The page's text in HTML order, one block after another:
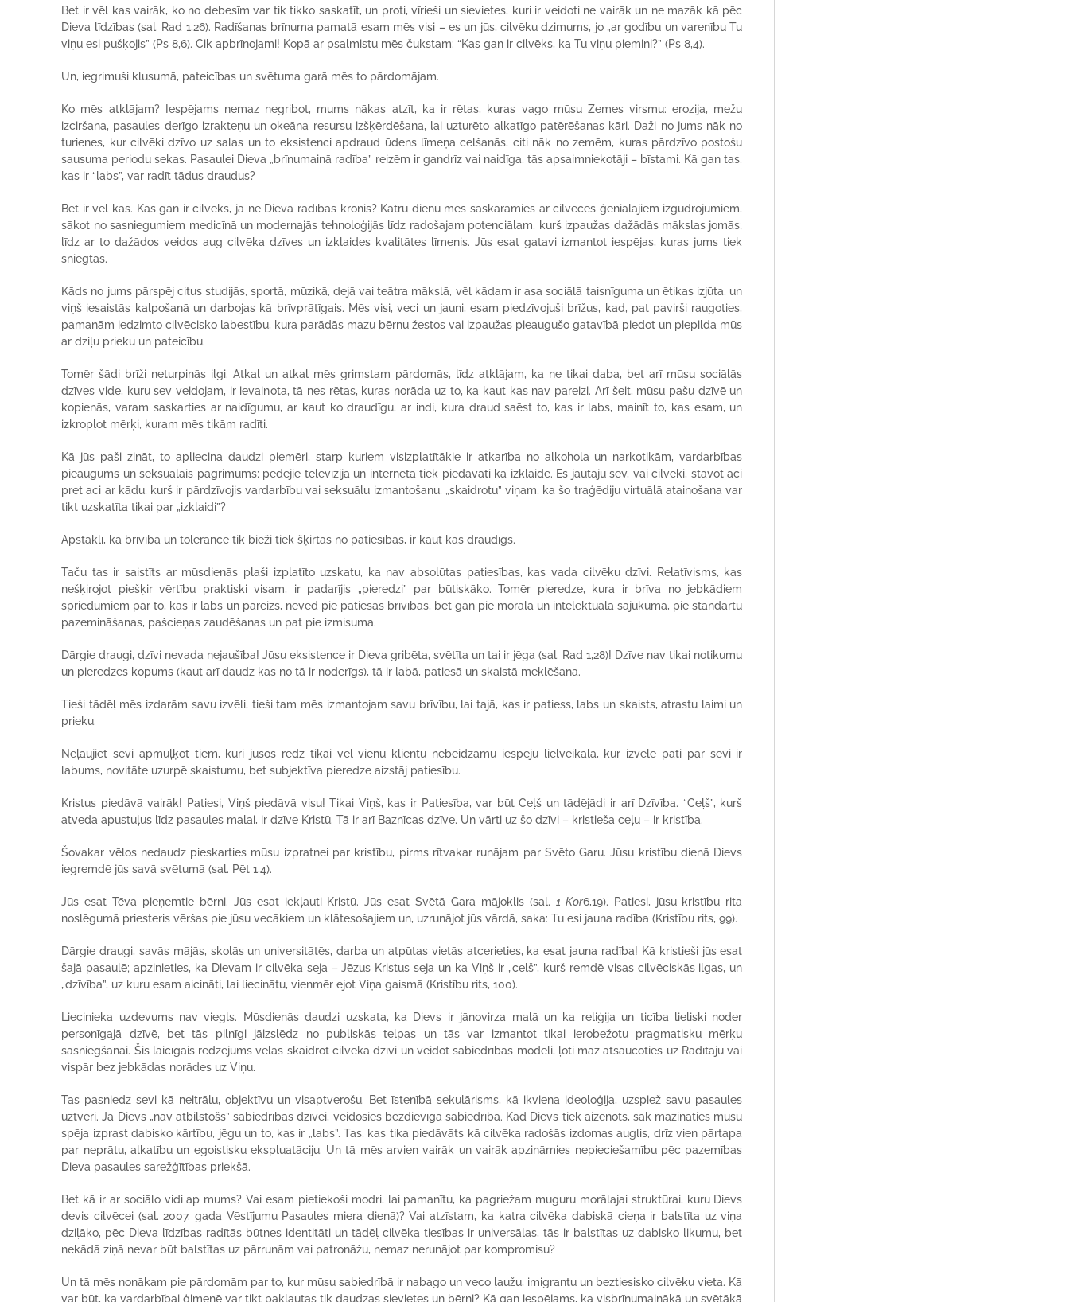
Bet ir vēl kas vairāk, ko no debesīm var tik tikko saskatīt, un proti, vīrieši un sievietes, kuri ir veidoti ne vairāk un ne mazāk kā pēc
Dieva līdzības (sal. Rad 1,26). Radīšanas brīnuma pamatā esam mēs visi – es un jūs, cilvēku dzimums, jo „ar godību un varenību Tu
viņu esi pušķojis” (Ps 8,6). Cik apbrīnojami! Kopā ar psalmistu mēs čukstam: “Kas gan ir cilvēks, ka Tu viņu piemini?” (Ps 8,4).
Un, iegrimuši klusumā, pateicības un svētuma garā mēs to pārdomājam.
Ko mēs atklājam? Iespējams nemaz negribot, mums nākas atzīt, ka ir rētas, kuras vago mūsu Zemes virsmu: erozija, mežu
izciršana, pasaules derīgo izrakteņu un okeāna resursu izšķērdēšana, lai uzturēto alkatīgo patērēšanas kāri. Daži no jums nāk no
turienes, kur cilvēki dzīvo uz salas un to eksistenci apdraud ūdens līmeņa celšanās, citi nāk no zemēm, kuras pārdzīvo postošu
sausuma periodu sekas. Pasaulei Dieva „brīnumainā radība” reizēm ir gandrīz vai naidīga, tās apsaimniekotāji – bīstami. Kā gan tas,
kas ir “labs”, var radīt tādus draudus?
Bet ir vēl kas. Kas gan ir cilvēks, ja ne Dieva radības kronis? Katru dienu mēs saskaramies ar cilvēces ģeniālajiem izgudrojumiem,
sākot no sasniegumiem medicīnā un modernajās tehnoloģijās līdz radošajam potenciālam, kurš izpaužas dažādās mākslas jomās;
līdz ar to dažādos veidos aug cilvēka dzīves un izklaides kvalitātes līmenis. Jūs esat gatavi izmantot iespējas, kuras jums tiek
sniegtas.
Kāds no jums pārspēj citus studijās, sportā, mūzikā, dejā vai teātra mākslā, vēl kādam ir asa sociālā taisnīguma un ētikas izjūta, un
viņš iesaistās kalpošanā un darbojas kā brīvprātīgais. Mēs visi, veci un jauni, esam piedzīvojuši brīžus, kad, pat pavirši raugoties,
pamanām iedzimto cilvēcisko labestību, kura parādās mazu bērnu žestos vai izpaužas pieaugušo gatavībā piedot un piepilda mūs
ar dziļu prieku un pateicību.
Tomēr šādi brīži neturpinās ilgi. Atkal un atkal mēs grimstam pārdomās, līdz atklājam, ka ne tikai daba, bet arī mūsu sociālās
dzīves vide, kuru sev veidojam, ir ievainota, tā nes rētas, kuras norāda uz to, ka kaut kas nav pareizi. Arī šeit, mūsu pašu dzīvē un
kopienās, varam saskarties ar naidīgumu, ar kaut ko draudīgu, ar indi, kura draud saēst to, kas ir labs, mainīt to, kas esam, un
izkropļot mērķi, kuram mēs tikām radīti.
Kā jūs paši zināt, to apliecina daudzi piemēri, starp kuriem visizplatītākie ir atkarība no alkohola un narkotikām, vardarbības
pieaugums un seksuālais pagrimums; pēdējie televīzijā un internetā tiek piedāvāti kā izklaide. Es jautāju sev, vai cilvēki, stāvot aci
pret aci ar kādu, kurš ir pārdzīvojis vardarbību vai seksuālu izmantošanu, „skaidrotu” viņam, ka šo traģēdiju virtuālā atainošana var
tikt uzskatīta tikai par „izklaidi”?
Apstāklī, ka brīvība un tolerance tik bieži tiek šķirtas no patiesības, ir kaut kas draudīgs.
Taču tas ir saistīts ar mūsdienās plaši izplatīto uzskatu, ka nav absolūtas patiesības, kas vada cilvēku dzīvi. Relatīvisms, kas
nešķirojot piešķir vērtību praktiski visam, ir padarījis „pieredzi” par būtiskāko. Tomēr pieredze, kura ir brīva no jebkādiem
spriedumiem par to, kas ir labs un pareizs, neved pie patiesas brīvības, bet gan pie morāla un intelektuāla sajukuma, pie standartu
pazemināšanas, pašcieņas zaudēšanas un pat pie izmisuma.
Dārgie draugi, dzīvi nevada nejaušība! Jūsu eksistence ir Dieva gribēta, svētīta un tai ir jēga (sal. Rad 1,28)! Dzīve nav tikai notikumu
un pieredzes kopums (kaut arī daudz kas no tā ir noderīgs), tā ir labā, patiesā un skaistā meklēšana.
Tieši tādēļ mēs izdarām savu izvēli, tieši tam mēs izmantojam savu brīvību, lai tajā, kas ir patiess, labs un skaists, atrastu laimi un
prieku.
Neļaujiet sevi apmuļķot tiem, kuri jūsos redz tikai vēl vienu klientu nebeidzamu iespēju lielveikalā, kur izvēle pati par sevi ir
labums, novitāte uzurpē skaistumu, bet subjektīva pieredze aizstāj patiesību.
Kristus piedāvā vairāk! Patiesi, Viņš piedāvā visu! Tikai Viņš, kas ir Patiesība, var būt Ceļš un tādējādi ir arī Dzīvība. “Ceļš”, kurš
atveda apustuļus līdz pasaules malai, ir dzīve Kristū. Tā ir arī Baznīcas dzīve. Un vārti uz šo dzīvi – kristieša ceļu – ir kristība.
Šovakar vēlos nedaudz pieskarties mūsu izpratnei par kristību, pirms rītvakar runājam par Svēto Garu. Jūsu kristību dienā Dievs
iegremdē jūs savā svētumā (sal. Pēt 1,4).
Jūs esat Tēva pieņemtie bērni. Jūs esat iekļauti Kristū. Jūs esat Svētā Gara mājoklis (sal. 1 Kor6,19). Patiesi, jūsu kristību rita
noslēgumā priesteris vēršas pie jūsu vecākiem un klātesošajiem un, uzrunājot jūs vārdā, saka: Tu esi jauna radība (Kristību rits, 99).
Dārgie draugi, savās mājās, skolās un universitātēs, darba un atpūtas vietās atcerieties, ka esat jauna radība! Kā kristieši jūs esat
šajā pasaulē; apzinieties, ka Dievam ir cilvēka seja – Jēzus Kristus seja un ka Viņš ir „ceļš”, kurš remdē visas cilvēciskās ilgas, un
„dzīvība”, uz kuru esam aicināti, lai liecinātu, vienmēr ejot Viņa gaismā (Kristību rits, 100).
Liecinieka uzdevums nav viegls. Mūsdienās daudzi uzskata, ka Dievs ir jānovirza malā un ka reliģija un ticība lieliski noder
personīgajā dzīvē, bet tās pilnīgi jāizslēdz no publiskās telpas un tās var izmantot tikai ierobežotu pragmatisku mērķu
sasniegšanai. Šis laicīgais redzējums vēlas skaidrot cilvēka dzīvi un veidot sabiedrības modeli, ļoti maz atsaucoties uz Radītāju vai
vispār bez jebkādas norādes uz Viņu.
Tas pasniedz sevi kā neitrālu, objektīvu un visaptverošu. Bet īstenībā sekulārisms, kā ikviena ideoloģija, uzspiež savu pasaules
uztveri. Ja Dievs „nav atbilstošs” sabiedrības dzīvei, veidosies bezdievīga sabiedrība. Kad Dievs tiek aizēnots, sāk mazināties mūsu
spēja izprast dabisko kārtību, jēgu un to, kas ir „labs”. Tas, kas tika piedāvāts kā cilvēka radošās izdomas auglis, drīz vien pārtapa
par neprātu, alkatību un egoistisku ekspluatāciju. Un tā mēs arvien vairāk un vairāk apzināmies nepieciešamību pēc pazemības
Dieva pasaules sarežģītības priekšā.
Bet kā ir ar sociālo vidi ap mums? Vai esam pietiekoši modri, lai pamanītu, ka pagriežam muguru morālajai struktūrai, kuru Dievs
devis cilvēcei (sal. 2007. gada Vēstījumu Pasaules miera dienā)? Vai atzīstam, ka katra cilvēka dabiskā cieņa ir balstīta uz viņa
dziļāko, pēc Dieva līdzības radītās būtnes identitāti un tādēļ cilvēka tiesības ir universālas, tās ir balstītas uz dabisko likumu, bet
nekādā ziņā nevar būt balstītas uz pārrunām vai patronāžu, nemaz nerunājot par kompromisu?
Un tā mēs nonākam pie pārdomām par to, kur mūsu sabiedrībā ir nabago un veco ļaužu, imigrantu un beztiesisko cilvēku vieta. Kā
var būt, ka vardarbībai ģimenē var tikt pakļautas tik daudzas sievietes un bērni? Kā gan iespējams, ka visbrīnumainākā un svētākā